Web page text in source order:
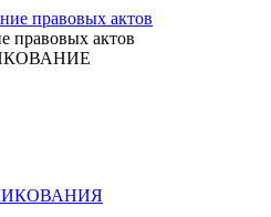
правовых актов